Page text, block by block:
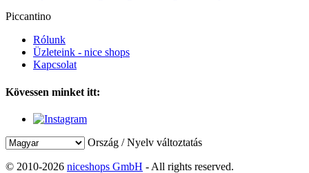
Piccantino
Rólunk
Üzleteink - nice shops
Kapcsolat
Kövessen minket itt:
Ország / Nyelv változtatás
© 2010-2026 niceshops GmbH - All rights reserved.